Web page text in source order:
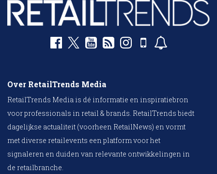
Over RetailTrends Media
RetailTrends Media is dé informatie en inspiratiebron
voor professionals in retail & brands. RetailTrends biedt
dagelijkse actualiteit (voorheen RetailNews) en vormt
met diverse retailevents een platform voor het
signaleren en duiden van relevante ontwikkelingen in
de retailbranche.